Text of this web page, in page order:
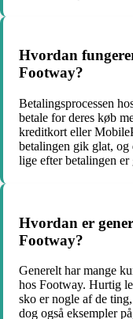
Hvordan
Footway?
Betalingsprocessen
betale for deres køb
kreditkort eller
betalingen gik glat, og
lige efter betalingen er
Hvordan er
Footway?
Generelt har mange
hos Footway. Hurtig
sko er nogle af de
dog også eksempler